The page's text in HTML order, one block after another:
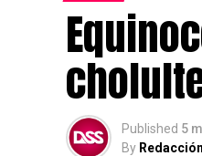
Published 5
By